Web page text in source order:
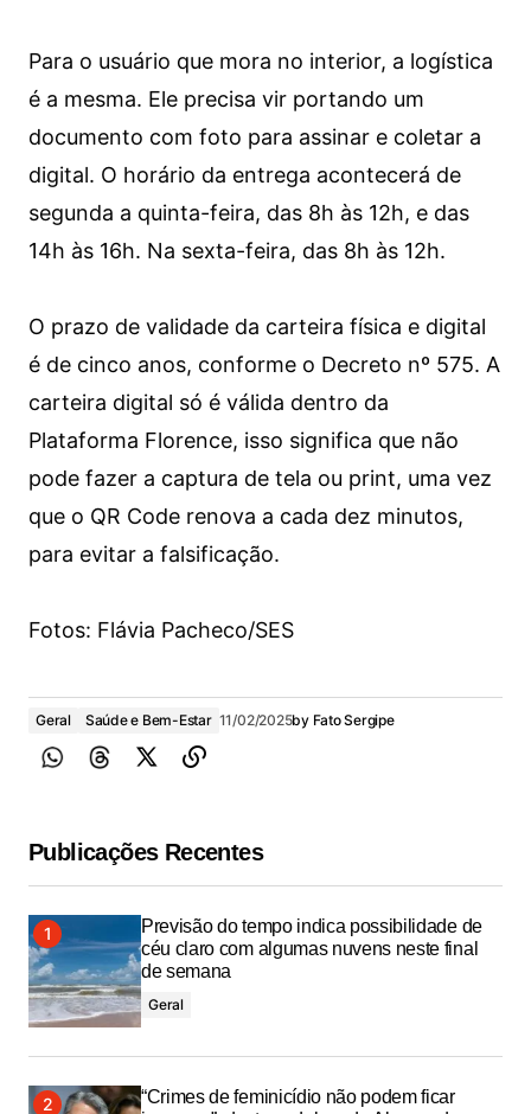
Para o usuário que mora no interior, a logística
é a mesma. Ele precisa vir portando um
documento com foto para assinar e coletar a
digital. O horário da entrega acontecerá de
segunda a quinta-feira, das 8h às 12h, e das
14h às 16h. Na sexta-feira, das 8h às 12h.
O prazo de validade da carteira física e digital
é de cinco anos, conforme o Decreto nº 575. A
carteira digital só é válida dentro da
Plataforma Florence, isso significa que não
pode fazer a captura de tela ou print, uma vez
que o QR Code renova a cada dez minutos,
para evitar a falsificação.
Fotos: Flávia Pacheco/SES
Geral Saúde e Bem-Estar 11/02/2025by Fato Sergipe
Publicações Recentes
Previsão do tempo indica possibilidade de
céu claro com algumas nuvens neste final
de semana
Geral
“Crimes de feminicídio não podem ficar